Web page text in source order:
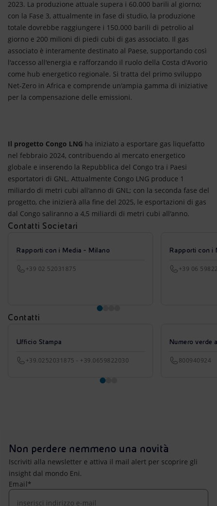
2023. La produzione attuale supera i 60.000 barili al giorno;
con la Fase 3, attualmente in fase di studio, la produzione
totale dovrebbe raggiungere i 150.000 barili di petrolio al
giorno e 200 milioni di piedi cubi di gas associato. Il gas
associato è interamente destinato al Paese, supportando così
l'accesso all'energia e rafforzando il ruolo della Costa d'Avorio
come hub energetico regionale. Si tratta del primo sviluppo
Net-Zero in Africa e comprende un'ampia gamma di iniziative
per la compensazione delle emissioni.
Il progetto Congo LNG ha iniziato a esportare gas liquefatto
nel febbraio 2024, contribuendo al mercato energetico
globale e inserendo la Repubblica del Congo tra i Paesi
esportatori di GNL. Attualmente Congo LNG produce 1
miliardo di metri cubi all'anno di GNL; con la seconda fase del
progetto, che inizierà alla fine del 2025, le esportazioni di gas
dal Congo saliranno a 4,5 miliardi di metri cubi all'anno.
Contatti Societari
Rapporti con i Media - Milano
+39 02 52031875
Rapporti con i
+39 06
Contatti
Ufficio Stampa
+39.0252031875 - +39.0659822030
Numero verde
800940924
Non perdere nemmeno una novità
Iscriviti alla newsletter e attiva il mail alert per scoprire gli
insight dal mondo Eni.
Email*